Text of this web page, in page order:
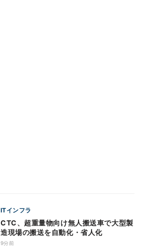
ITインフラ
CTC、超重量物向け無人搬送車で大型製
造現場の搬送を自動化・省人化
9分前